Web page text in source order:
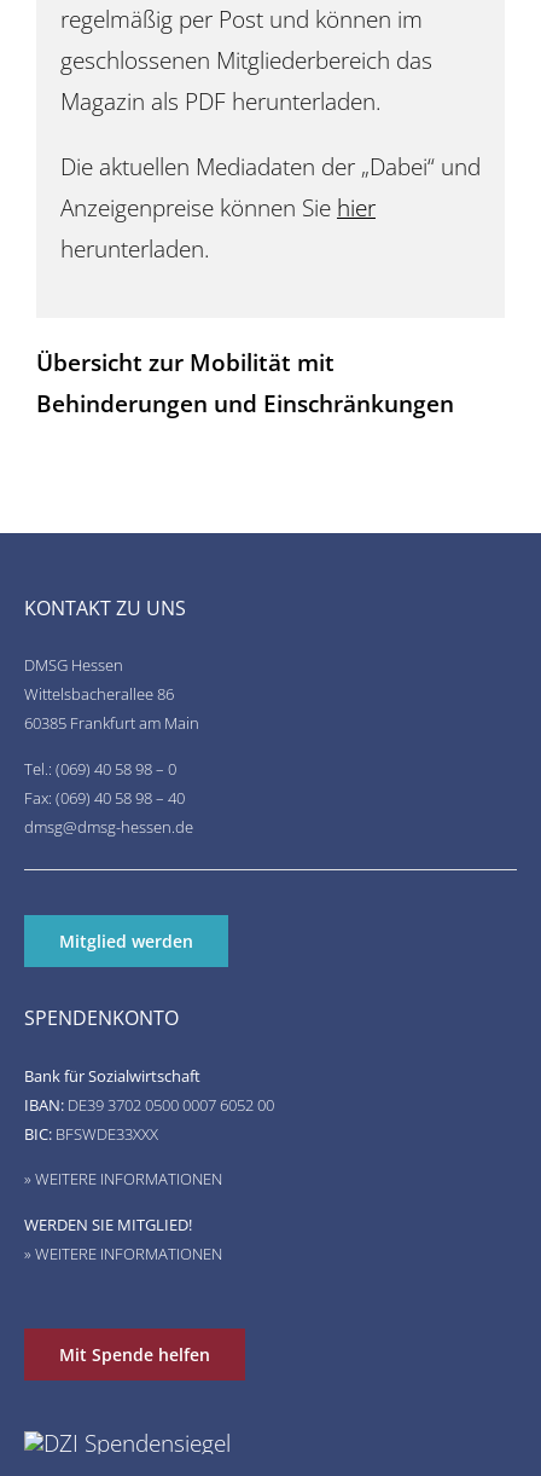
Übersicht zur Mobilität mit
Behinderungen und Einschränkungen
regelmäßig per Post und können im
geschlossenen Mitgliederbereich das
Magazin als PDF herunterladen.
Die aktuellen Mediadaten der „Dabei“ und
Anzeigenpreise können Sie hier
herunterladen.
KONTAKT ZU UNS
DMSG Hessen
Wittelsbacherallee 86
60385 Frankfurt am Main
Tel.: (069) 40 58 98 – 0
Fax: (069) 40 58 98 – 40
dmsg@dmsg-hessen.de
Mitglied werden
SPENDENKONTO
Bank für Sozialwirtschaft
IBAN:DE39 3702 0500 0007 6052 00
BIC: BFSWDE33XXX
» WEITERE INFORMATIONEN
WERDEN SIE MITGLIED!
» WEITERE INFORMATIONEN
Mit Spende helfen